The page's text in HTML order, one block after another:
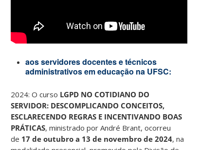
aos servidores docentes e técnicos
administrativos em educação na UFSC:
2024: O curso LGPD NO COTIDIANO DO
SERVIDOR: DESCOMPLICANDO CONCEITOS,
ESCLARECENDO REGRAS E INCENTIVANDO BOAS
PRÁTICAS, ministrado por André Brant, ocorreu
de 17 de outubro a 13 de novembro de 2024, na